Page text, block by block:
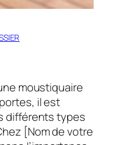
moustiquaire
il est
différents types
[Nom de votre